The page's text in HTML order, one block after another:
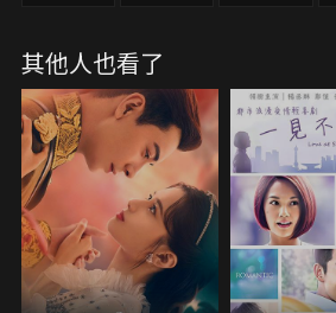
其他人也看了